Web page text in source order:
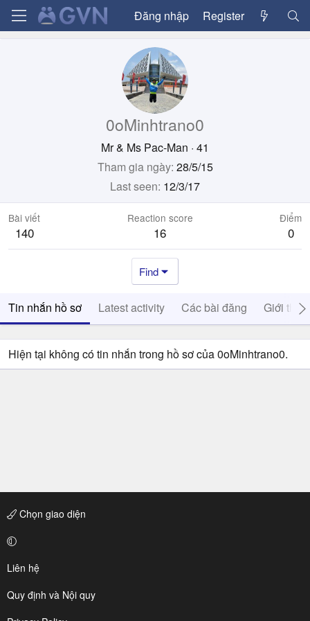
Đăng nhập Register
0oMinhtrano0
Mr & Ms Pac-Man · 41
Tham gia ngày 28/5/15
Last seen 12/3/17
Bài viết
140
Reaction score
16
Điểm
0
Find
Tin nhắn hồ sơ Latest activity Các bài đăng Giới thiệu
Hiện tại không có tin nhắn trong hồ sơ của 0oMinhtrano0.
Chọn giao diện
Liên hệ
Quy định và Nội quy